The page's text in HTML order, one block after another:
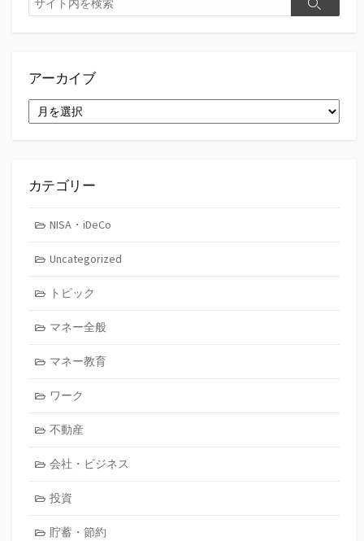
索
検
アーカイブ
ー
カテゴリー
NISA・iDeCo
Uncategorized
トピック
マネー全般
マネー教育
ワーク
不動産
会社・ビジネス
投資
貯蓄・節約